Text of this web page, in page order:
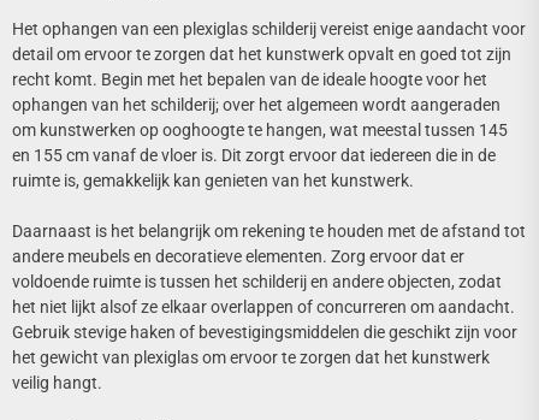
Het ophangen van een plexiglas schilderij vereist enige aandacht voor
detail om ervoor te zorgen dat het kunstwerk opvalt en goed tot zijn
recht komt. Begin met het bepalen van de ideale hoogte voor het
ophangen van het schilderij; over het algemeen wordt aangeraden
om kunstwerken op ooghoogte te hangen, wat meestal tussen 145
en 155 cm vanaf de vloer is. Dit zorgt ervoor dat iedereen die in de
ruimte is, gemakkelijk kan genieten van het kunstwerk.
Daarnaast is het belangrijk om rekening te houden met de afstand tot
andere meubels en decoratieve elementen. Zorg ervoor dat er
voldoende ruimte is tussen het schilderij en andere objecten, zodat
het niet lijkt alsof ze elkaar overlappen of concurreren om aandacht.
Gebruik stevige haken of bevestigingsmiddelen die geschikt zijn voor
het gewicht van plexiglas om ervoor te zorgen dat het kunstwerk
veilig hangt.